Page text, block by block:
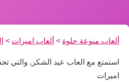
ألعاب منوعة حلوة > ألعاب اميرات >
استمتع مع العاب عيد الشكر, والتي
اميرات